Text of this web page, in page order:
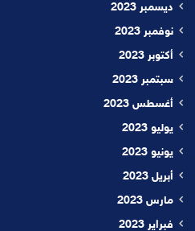
ديسمبر 2023
نوفمبر 2023
أكتوبر 2023
سبتمبر 2023
أغسطس 2023
يوليو 2023
يونيو 2023
أبريل 2023
مارس 2023
فبراير 2023